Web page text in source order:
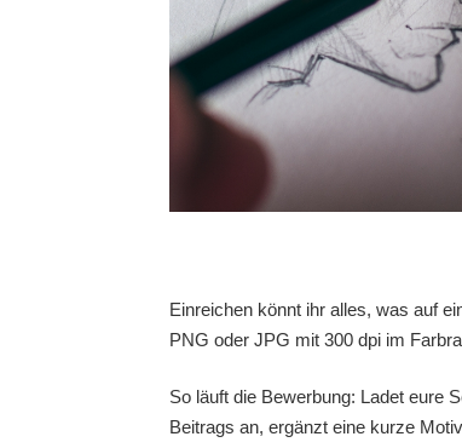
Einreichen könnt ihr alles, was auf
PNG oder JPG mit 300 dpi im
So läuft die Bewerbung: Ladet eure
Beitrags an, ergänzt eine kurze